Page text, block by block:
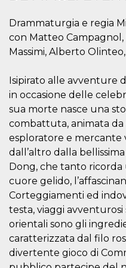
Drammaturgia e regia
con Matteo Campagnol,
Massimi, Alberto
Isipirato alle avventure
in occasione delle
sua morte nasce una
combattuta, animata
esploratore e mercante
dall’altro dalla
Dong, che tanto ricorda
cuore gelido,
Corteggiamenti ed
testa, viaggi
orientali sono gli
caratterizzata dal filo
divertente gioco di
CookieScriptConsent